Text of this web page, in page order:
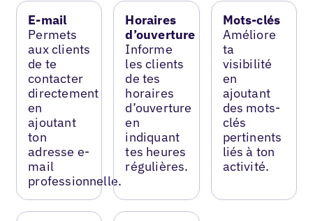
E-mail
Permets
aux clients
de te
contacter
directement
en
ajoutant
ton
adresse e-
mail
professionnelle.
Horaires
d’ouverture
Informe
les clients
de tes
horaires
d’ouverture
en
indiquant
tes heures
régulières.
Mots-clés
Améliore
ta
visibilité
en
ajoutant
des mots-
clés
pertinents
liés à ton
activité.